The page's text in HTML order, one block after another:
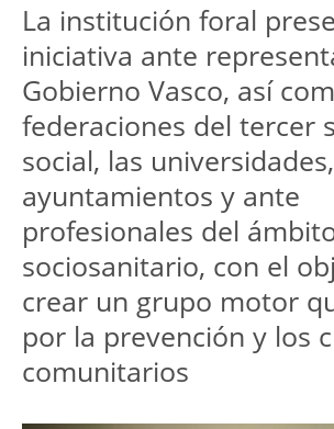
La institución foral
iniciativa ante
Gobierno Vasco, así
federaciones del tercer
social, las
ayuntamientos y ante
profesionales del
sociosanitario, con el
crear un grupo motor
por la prevención y los
comunitarios